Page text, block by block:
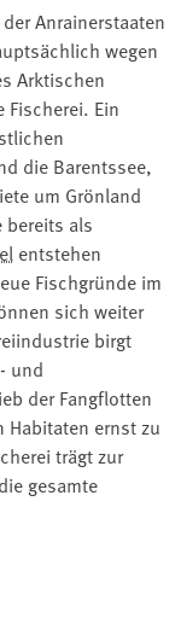
Anrainerstaaten
wegen
Arktischen
Fischerei. Ein
die Barentssee,
um Grönland
bereits als
entstehen
Fischgründe im
sich weiter
birgt
und
der Fangflotten
ernst zu
trägt zur
gesamte